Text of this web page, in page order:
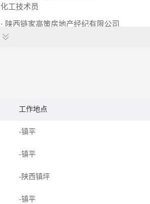
化工技术员
· 陕西链家高策房地产经纪有限公司
房产销售
工作地点
-镇平
-镇平
-陕西镇坪
-镇平